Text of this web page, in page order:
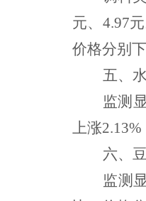
元、4.97
价格分别
五、
监测
上涨
六、
监测